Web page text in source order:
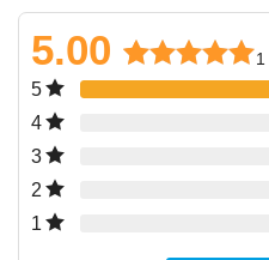
5.00 1
5
4
3
2
1